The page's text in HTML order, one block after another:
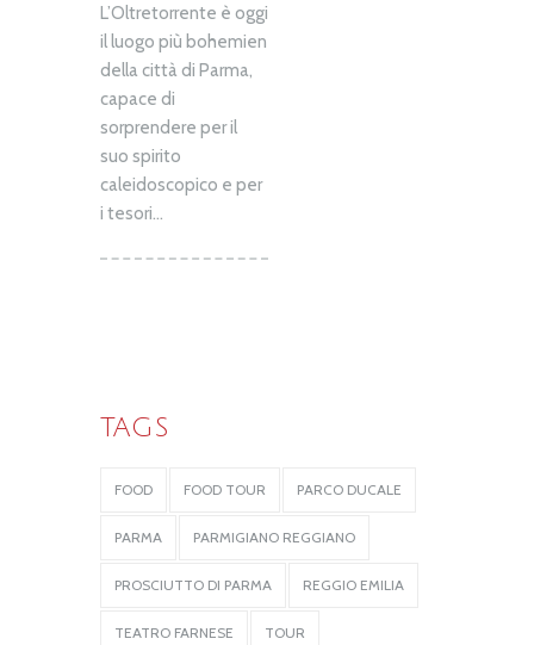
L’Oltretorrente è oggi
il luogo più bohemien
della città di Parma,
capace di
sorprendere per il
suo spirito
caleidoscopico e per
i tesori...
TAGS
FOOD FOOD TOUR PARCO DUCALE
PARMA PARMIGIANO REGGIANO
PROSCIUTTO DI PARMA REGGIO EMILIA
TEATRO FARNESE TOUR